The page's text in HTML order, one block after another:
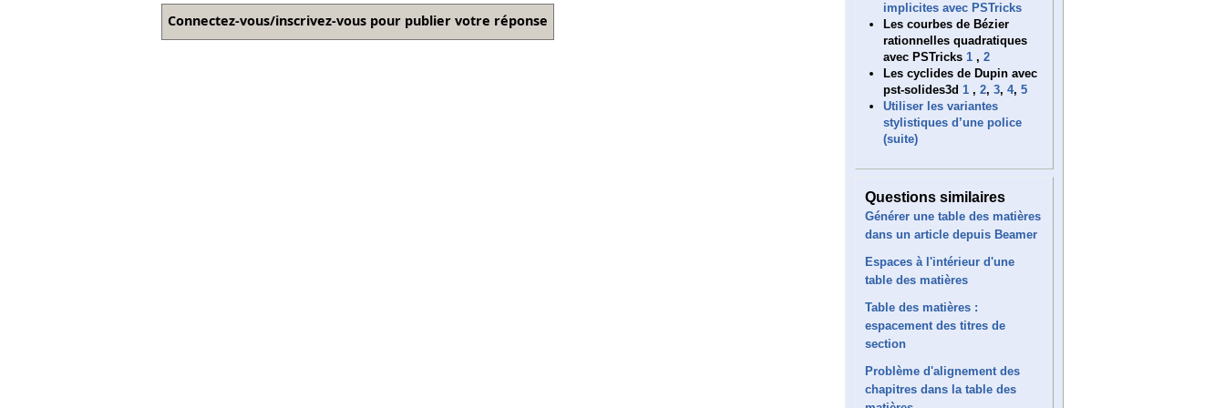
implicites avec PSTricks
Les courbes de Bézier
rationnelles quadratiques
avec PSTricks 1 , 2
Les cyclides de Dupin avec
pst-solides3d 1 , 2, 3, 4, 5
Utiliser les variantes
stylistiques d’une police
(suite)
Questions similaires
Générer une table des matières
dans un article depuis Beamer
Espaces à l'intérieur d'une
table des matières
Table des matières :
espacement des titres de
section
Problème d'alignement des
chapitres dans la table des